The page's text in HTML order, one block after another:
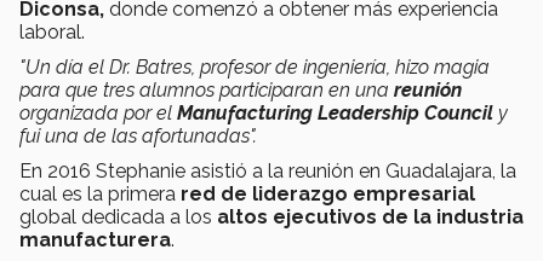
Diconsa, donde comenzó a obtener más experiencia
laboral.
"Un día el Dr. Batres, profesor de ingeniería, hizo magia
para que tres alumnos participaran en una reunión
organizada por el Manufacturing Leadership Council y
fui una de las afortunadas".
En 2016 Stephanie asistió a la reunión en Guadalajara, la
cual es la primera red de liderazgo empresarial
global dedicada a los altos ejecutivos de la industria
manufacturera.